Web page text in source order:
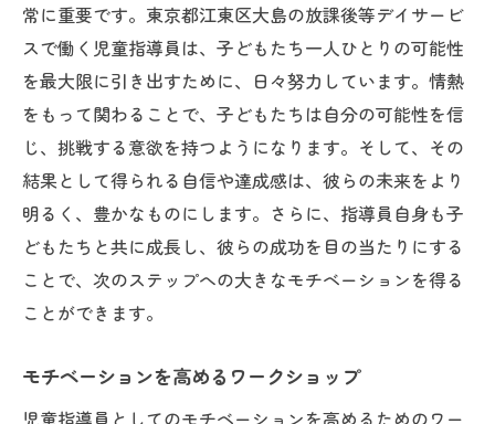
常に重要です。東京都江東区大島の放課後等デイサービ
スで働く児童指導員は、子どもたち一人ひとりの可能性
を最大限に引き出すために、日々努力しています。情熱
をもって関わることで、子どもたちは自分の可能性を信
じ、挑戦する意欲を持つようになります。そして、その
結果として得られる自信や達成感は、彼らの未来をより
明るく、豊かなものにします。さらに、指導員自身も子
どもたちと共に成長し、彼らの成功を目の当たりにする
ことで、次のステップへの大きなモチベーションを得る
ことができます。
モチベーションを高めるワークショップ
児童指導員としてのモチベーションを高めるためのワー